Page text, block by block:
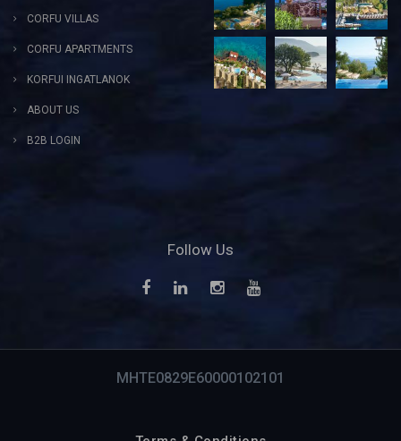
CORFU VILLAS
CORFU APARTMENTS
KORFUI INGATLANOK
ABOUT US
B2B LOGIN
Follow Us
MHTE0829E60000102101